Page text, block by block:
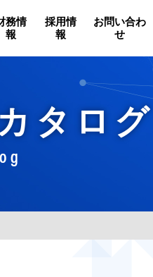
務情
報
採用情
報
お問い合わ
せ
タログ